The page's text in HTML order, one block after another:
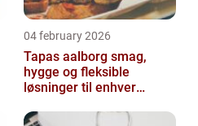
04 february 2026
Tapas aalborg smag,
hygge og fleksible
løsninger til enhver